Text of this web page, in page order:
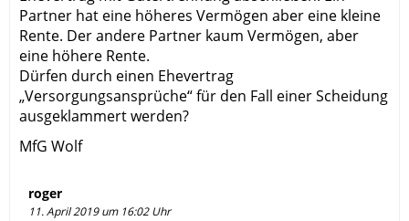
Partner hat eine höheres Vermögen aber eine kleine
Rente. Der andere Partner kaum Vermögen, aber
eine höhere Rente.
Dürfen durch einen Ehevertrag
„Versorgungsansprüche“ für den Fall einer Scheidung
ausgeklammert werden?
MfG Wolf
roger
11. April 2019 um 16:02 Uhr